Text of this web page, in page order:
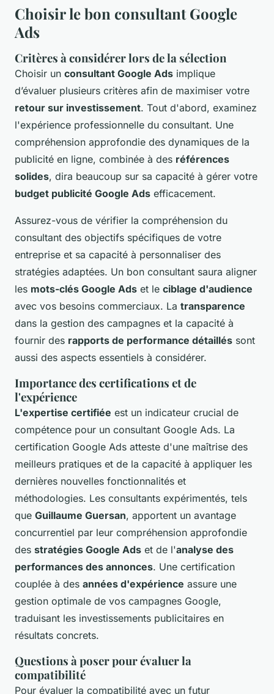
Choisir le bon consultant Google
Ads
Critères à considérer lors de la sélection
Choisir un consultant Google Ads implique
d’évaluer plusieurs critères afin de maximiser votre
retour sur investissement. Tout d'abord, examinez
l'expérience professionnelle du consultant. Une
compréhension approfondie des dynamiques de la
publicité en ligne, combinée à des références
solides, dira beaucoup sur sa capacité à gérer votre
budget publicité Google Ads efficacement.
Assurez-vous de vérifier la compréhension du
consultant des objectifs spécifiques de votre
entreprise et sa capacité à personnaliser des
stratégies adaptées. Un bon consultant saura aligner
les mots-clés Google Ads et le ciblage d'audience
avec vos besoins commerciaux. La transparence
dans la gestion des campagnes et la capacité à
fournir des rapports de performance détaillés sont
aussi des aspects essentiels à considérer.
Importance des certifications et de
l'expérience
L'expertise certifiée est un indicateur crucial de
compétence pour un consultant Google Ads. La
certification Google Ads atteste d'une maîtrise des
meilleurs pratiques et de la capacité à appliquer les
dernières nouvelles fonctionnalités et
méthodologies. Les consultants expérimentés, tels
que Guillaume Guersan, apportent un avantage
concurrentiel par leur compréhension approfondie
des stratégies Google Ads et de l'analyse des
performances des annonces. Une certification
couplée à des années d'expérience assure une
gestion optimale de vos campagnes Google,
traduisant les investissements publicitaires en
résultats concrets.
Questions à poser pour évaluer la
compatibilité
Pour évaluer la compatibilité avec un futur